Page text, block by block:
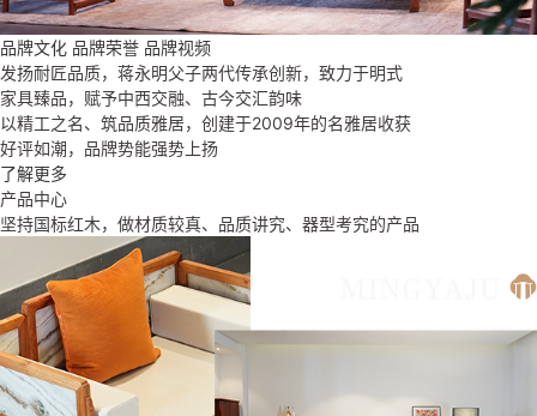
品牌文化 品牌荣誉 品牌视频
发扬耐匠品质，蒋永明父子两代传承创新，致力于明式
家具臻品，赋予中西交融、古今交汇韵味
以精工之名、筑品质雅居，创建于2009年的名雅居收获
好评如潮，品牌势能强势上扬
了解更多
产品中心
坚持国标红木，做材质较真、品质讲究、器型考究的产品